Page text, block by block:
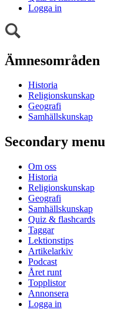
Logga in
Ämnesområden
Historia
Religionskunskap
Geografi
Samhällskunskap
Secondary menu
Om oss
Historia
Religionskunskap
Geografi
Samhällskunskap
Quiz & flashcards
Taggar
Lektionstips
Artikelarkiv
Podcast
Året runt
Topplistor
Annonsera
Logga in